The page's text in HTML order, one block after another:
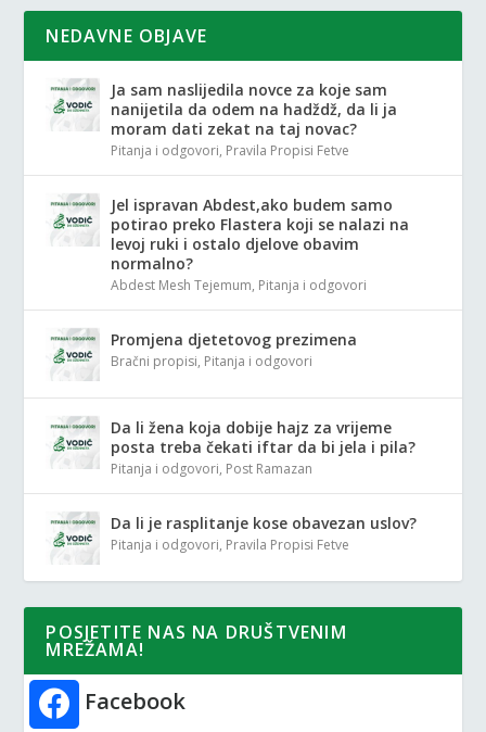
NEDAVNE OBJAVE
Ja sam naslijedila novce za koje sam
nanijetila da odem na hadždž, da li ja
moram dati zekat na taj novac?
Pitanja i odgovori, Pravila Propisi Fetve
Jel ispravan Abdest,ako budem samo
potirao preko Flastera koji se nalazi na
levoj ruki i ostalo djelove obavim
normalno?
Abdest Mesh Tejemum, Pitanja i odgovori
Promjena djetetovog prezimena
Bračni propisi, Pitanja i odgovori
Da li žena koja dobije hajz za vrijeme
posta treba čekati iftar da bi jela i pila?
Pitanja i odgovori, Post Ramazan
Da li je rasplitanje kose obavezan uslov?
Pitanja i odgovori, Pravila Propisi Fetve
POSJETITE NAS NA DRUŠTVENIM
MREŽAMA!
Facebook